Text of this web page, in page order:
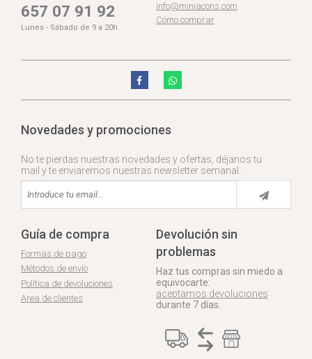
657 07 91 92
Lunes - Sábado de 9 a 20h
info@miniacons.com
Cómo comprar
Novedades y promociones
No te pierdas nuestras novedades y ofertas, déjanos tu
mail y te enviaremos nuestras newsletter semanal.
Guía de compra
Formas de pago
Métodos de envío
Política de devoluciones
Area de clientes
Devolución sin
problemas
Haz tus compras sin miedo a
equivocarte:
aceptamos devoluciones
durante 7 días.